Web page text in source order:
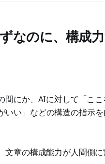
のに、構成
にか、AIに対して「ここ
いい」などの構造の指示
章の構成能力が人間側に